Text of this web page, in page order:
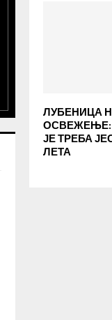
ЛУБЕНИЦА
ЈЕ ТРЕБА
ЛЕТА